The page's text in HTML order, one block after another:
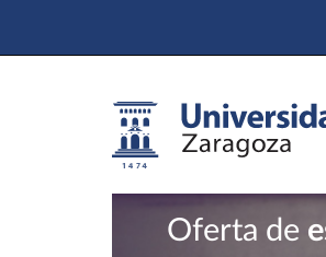
Oferta de